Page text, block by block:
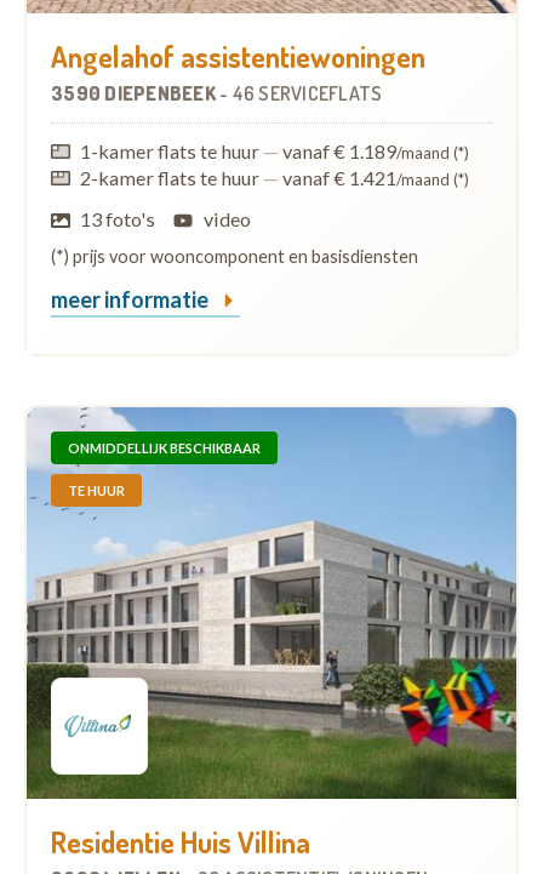
Angelahof assistentiewoningen
3590 DIEPENBEEK- 46 SERVICEFLATS
1-kamer flats te huur — vanaf € 1.189/maand (*)
2-kamer flats te huur — vanaf € 1.421/maand (*)
13 foto's video
(*) prijs voor wooncomponent en basisdiensten
meer informatie
ONMIDDELLIJK BESCHIKBAAR
TE HUUR
Residentie Huis Villina